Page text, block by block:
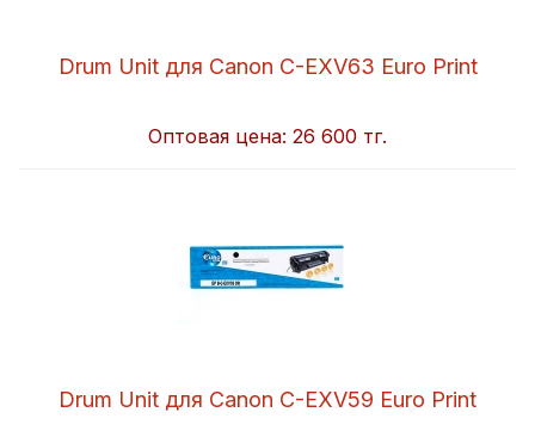
Drum Unit для Canon C-EXV63 Euro Print
Оптовая цена: 26 600 тг.
Drum Unit для Canon C-EXV59 Euro Print